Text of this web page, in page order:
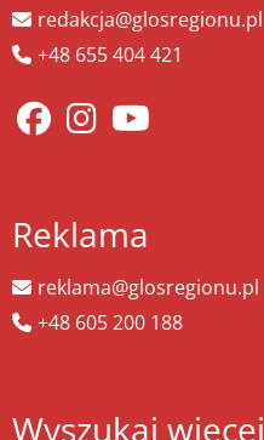
redakcja@glosregionu.pl
+48 655 404 421
Reklama
reklama@glosregionu.pl
+48 605 200 188
Wyszukaj więcej